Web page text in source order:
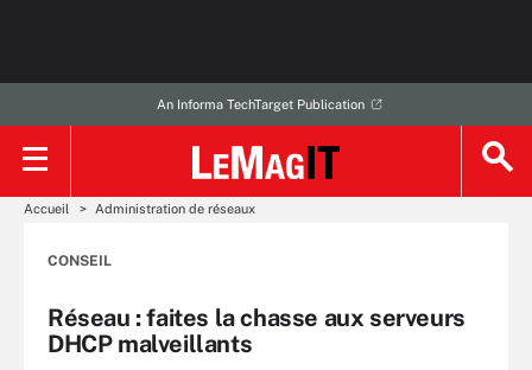
An Informa TechTarget Publication
Accueil Administration de réseaux
CONSEIL
Réseau : faites la chasse aux serveurs
DHCP malveillants